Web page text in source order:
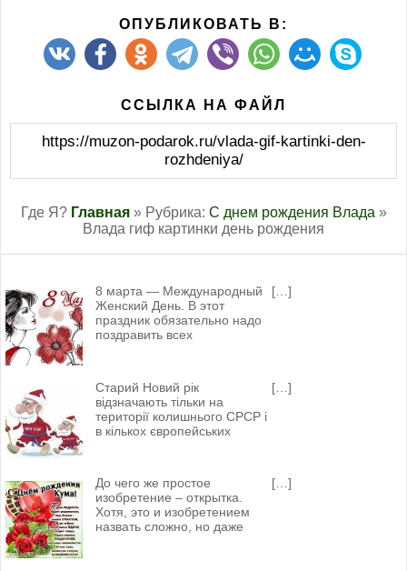
ОПУБЛИКОВАТЬ В:
ССЫЛКА НА ФАЙЛ
https://muzon-podarok.ru/vlada-gif-kartinki-den-
rozhdeniya/
Где Я? Главная» Рубрика: С днем рождения Влада »
Влада гиф картинки день рождения
8 марта — Международный
Женский День. В этот
праздник обязательно надо
поздравить всех
[…]
Старий Новий рік
відзначають тільки на
території колишнього СРСР і
в кількох європейських
[…]
До чего же простое
изобретение – открытка.
Хотя, это и изобретением
назвать сложно, но даже
[…]